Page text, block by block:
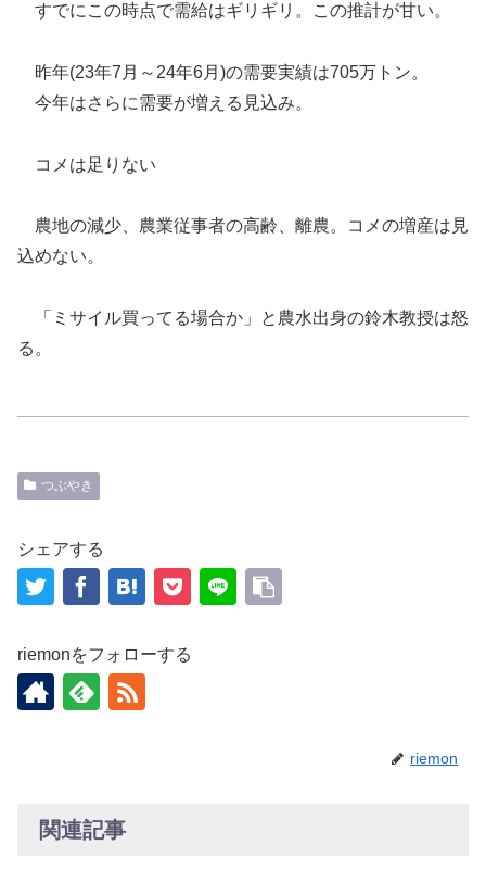
すでにこの時点で需給はギリギリ。この推計が甘い。
昨年(23年7月～24年6月)の需要実績は705万トン。
今年はさらに需要が増える見込み。
コメは足りない
農地の減少、農業従事者の高齢、離農。コメの増産は見
込めない。
「ミサイル買ってる場合か」と農水出身の鈴木教授は怒
る。
つぶやき
シェアする
riemonをフォローする
riemon
関連記事